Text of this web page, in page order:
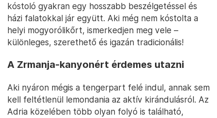
kóstoló gyakran egy hosszabb beszélgetéssel és
házi falatokkal jár együtt. Aki még nem kóstolta a
helyi mogyorólikőrt, ismerkedjen meg vele –
különleges, szerethető és igazán tradicionális!
A Zrmanja-kanyonért érdemes utazni
Aki nyáron mégis a tengerpart felé indul, annak sem
kell feltétlenül lemondania az aktív kirándulásról. Az
Adria közelében több olyan folyó is található,